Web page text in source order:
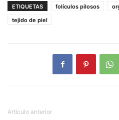
ETIQUETAS folículos pilosos
tejido de piel
Artículo anterior